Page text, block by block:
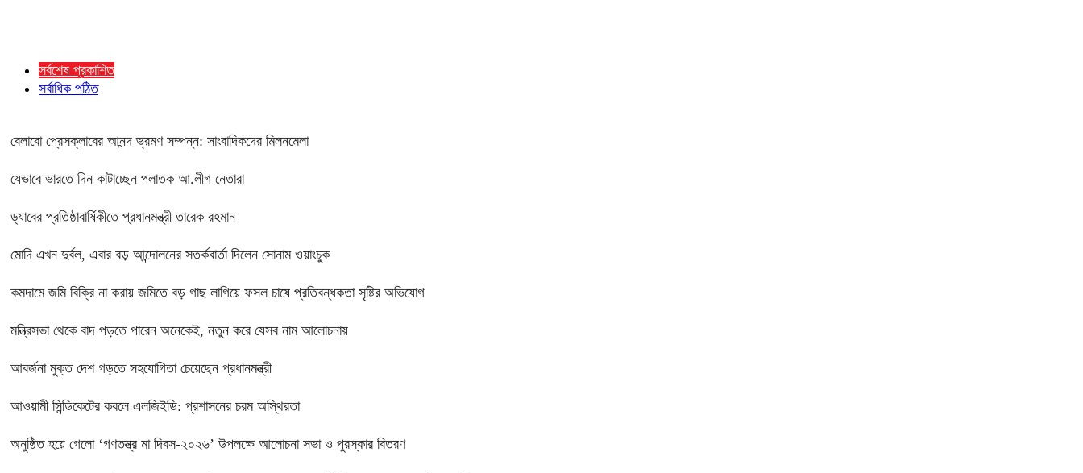
সর্বশেষ প্রকাশিত
সর্বাধিক পঠিত
বেলাবো প্রেসক্লাবের আনন্দ ভ্রমণ সম্পন্ন: সাংবাদিকদের মিলনমেলা
যেভাবে ভারতে দিন কাটাচ্ছেন পলাতক আ.লীগ নেতারা
ড্যাবের প্রতিষ্ঠাবার্ষিকীতে প্রধানমন্ত্রী তারেক রহমান
মোদি এখন দুর্বল, এবার বড় আন্দোলনের সতর্কবার্তা দিলেন সোনাম ওয়াংচুক
কমদামে জমি বিক্রি না করায় জমিতে বড় গাছ লাগিয়ে ফসল চাষে প্রতিবন্ধকতা সৃষ্টির অভিযোগ
মন্ত্রিসভা থেকে বাদ পড়তে পারেন অনেকেই, নতুন করে যেসব নাম আলোচনায়
আবর্জনা মুক্ত দেশ গড়তে সহযোগিতা চেয়েছেন প্রধানমন্ত্রী
‎আওয়ামী সিন্ডিকেটের কবলে এলজিইডি: প্রশাসনের চরম অস্থিরতা
অনুষ্ঠিত হয়ে গেলো ‘গণতন্ত্র মা দিবস-২০২৬’ উপলক্ষে আলোচনা সভা ও পুরস্কার বিতরণ